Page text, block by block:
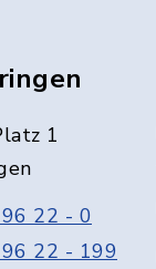
1
22 - 0
22 - 199